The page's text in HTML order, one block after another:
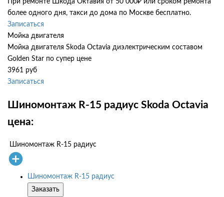
При ремонте Шкода Октавия от 50 000₽ или сроком ремонта
более одного дня, такси до дома по Москве бесплатно.
Записаться
Мойка двигателя
Мойка двигателя Skoda Octavia диэлектрическим составом
Golden Star по супер цене
3961 руб
Записаться
Шиномонтаж R-15 радиус Skoda Octavia
цена:
Шиномонтаж R-15 радиус
Шиномонтаж R-15 радиус
Заказать